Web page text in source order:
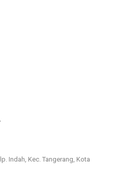
Indah, Kec. Tangerang, Kota